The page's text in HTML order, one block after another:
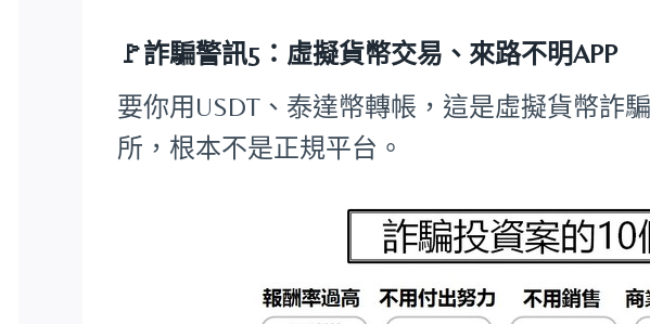
🚩詐騙警訊5：虛擬貨幣交易、來路不明APP
要你用USDT、泰達幣轉帳，這是虛擬貨幣詐
所，根本不是正規平台。